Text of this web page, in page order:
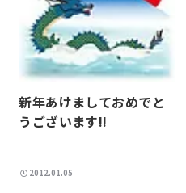
新年あけましておめでと
うございます!!
2012.01.05